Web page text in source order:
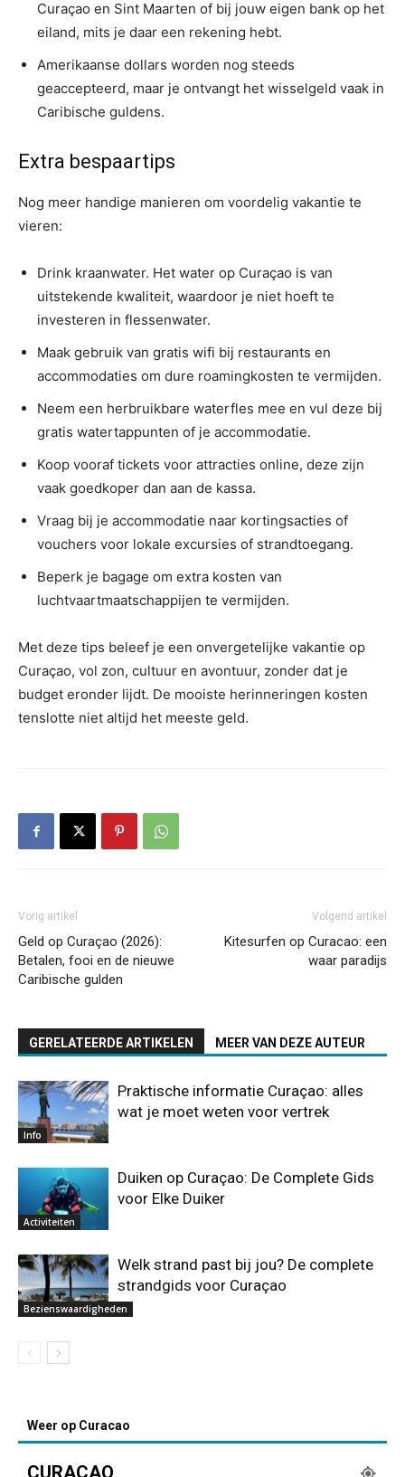
Curaçao en Sint Maarten of bij jouw eigen bank op het
eiland, mits je daar een rekening hebt.
Amerikaanse dollars worden nog steeds
geaccepteerd, maar je ontvangt het wisselgeld vaak in
Caribische guldens.
Extra bespaartips
Nog meer handige manieren om voordelig vakantie te
vieren:
Drink kraanwater. Het water op Curaçao is van
uitstekende kwaliteit, waardoor je niet hoeft te
investeren in flessenwater.
Maak gebruik van gratis wifi bij restaurants en
accommodaties om dure roamingkosten te vermijden.
Neem een herbruikbare waterfles mee en vul deze bij
gratis watertappunten of je accommodatie.
Koop vooraf tickets voor attracties online, deze zijn
vaak goedkoper dan aan de kassa.
Vraag bij je accommodatie naar kortingsacties of
vouchers voor lokale excursies of strandtoegang.
Beperk je bagage om extra kosten van
luchtvaartmaatschappijen te vermijden.
Met deze tips beleef je een onvergetelijke vakantie op
Curaçao, vol zon, cultuur en avontuur, zonder dat je
budget eronder lijdt. De mooiste herinneringen kosten
tenslotte niet altijd het meeste geld.
Vorig artikel
Geld op Curaçao (2026):
Betalen, fooi en de nieuwe
Caribische gulden
Volgend artikel
Kitesurfen op Curacao: een
waar paradijs
GERELATEERDE ARTIKELEN MEER VAN DEZE AUTEUR
Info
Praktische informatie Curaçao: alles
wat je moet weten voor vertrek
Activiteiten
Duiken op Curaçao: De Complete Gids
voor Elke Duiker
Bezienswaardigheden
Welk strand past bij jou? De complete
strandgids voor Curaçao
Weer op Curacao
CURAÇAO